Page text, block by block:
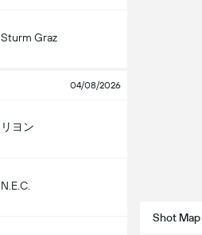
Sturm Graz
04/08/2026
リヨン
N.E.C.
Shot Map